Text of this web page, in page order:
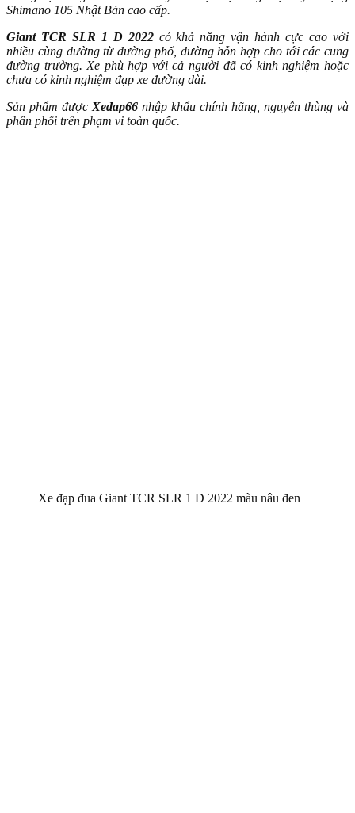
Shimano 105 Nhật Bản cao cấp.
Giant TCR SLR 1 D 2022có khả năngvận hành cực cao với
nhiều cùng đường từ đường phố, đường hỗn hợp cho tới các cung
đường trường. Xe phù hợp với cả người đã có kinh nghiệm hoặc
chưa có kinh nghiệm đạp xe đường dài.
Sản phẩm đượcXedap66 nhập khẩu chính hãng, nguyên thùng và
phân phối trên phạm vi toàn quốc.
Xe đạp đua Giant TCR SLR 1 D 2022 màu nâu đen